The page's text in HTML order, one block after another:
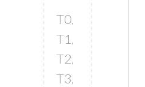
T0,
T1 ,
T2,
T3,